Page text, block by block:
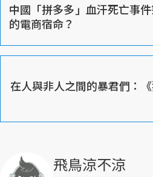
中國「拼多多」血汗死亡事
的電商宿命？
在人與非人之間的暴君們：
飛鳥涼不涼